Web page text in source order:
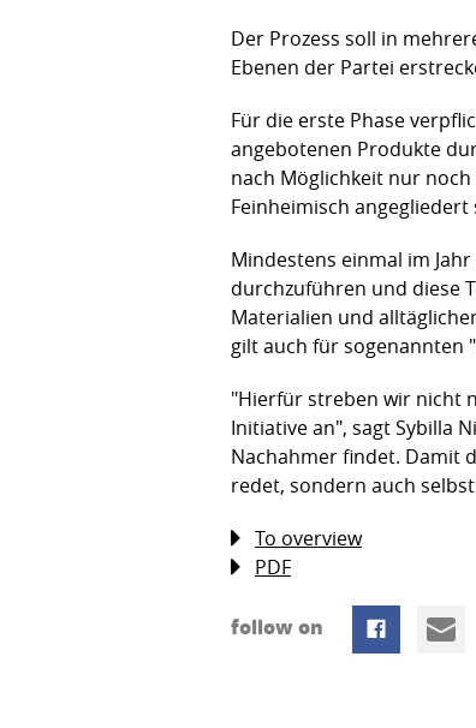
Der Prozess soll in
Ebenen der Partei
Für die erste Phase
angebotenen Produkte
nach Möglichkeit nur
Feinheimisch angegliedert
Mindestens einmal im
durchzuführen und diese
Materialien und
gilt auch für sogenannten
"Hierfür streben wir nicht
Initiative an", sagt Sybilla
Nachahmer findet. Damit
redet, sondern auch
To overview
PDF
follow on